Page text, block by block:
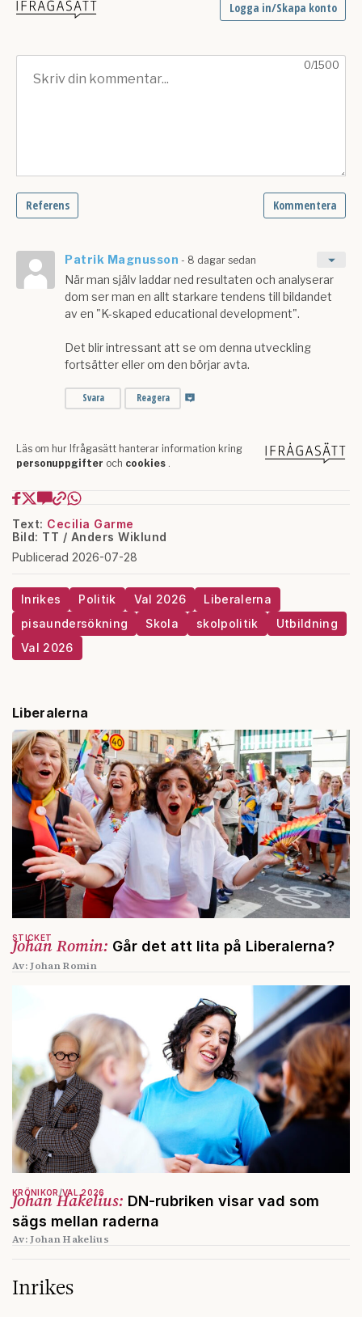
Text: Cecilia Garme
Bild: TT / Anders Wiklund
Publicerad 2026-07-28
Inrikes Politik Val 2026
Liberalerna
pisaundersökning
Skola skolpolitik
Utbildning
Val 2026
Liberalerna
Johan Romin: Går det att lita på Liberalerna?
STICKET
Av: Johan Romin
Johan Hakelius: DN-rubriken visar vad som
sägs mellan raderna
KRÖNIKOR VAL 2026
Av: Johan Hakelius
Inrikes